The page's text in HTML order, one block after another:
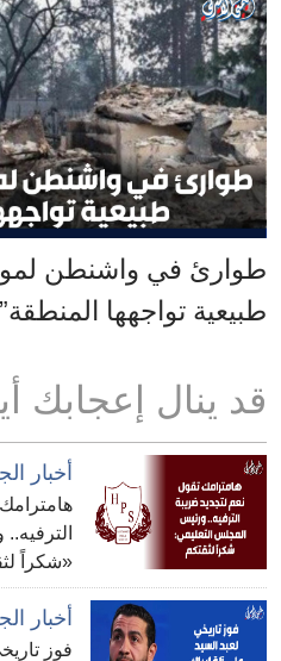
طوارئ في واشنطن
طبيعية تواجهها المنطقة”
قد ينال إعجابك
أخبار
«شكراً
أخبار
فوز